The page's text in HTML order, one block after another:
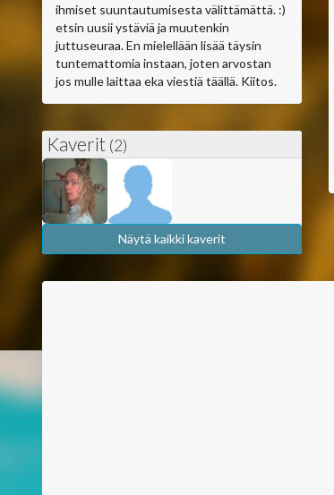
ihmiset suuntautumisesta välittämättä. :)
etsin uusii ystäviä ja muutenkin
juttuseuraa. En mielellään lisää täysin
tuntemattomia instaan, joten arvostan
jos mulle laittaa eka viestiä täällä. Kiitos.
Kaverit (2)
Näytä kaikki kaverit